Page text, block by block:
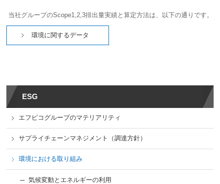
当社グループのScope1,2,3排出量実績と算定方法は、以下の通りです 。
環境に関するデータ
ESG
エフピコグループのマテリアリティ
サプライチェーンマネジメント（調達方針）
環境における取り組み
気候変動とエネルギーの利用